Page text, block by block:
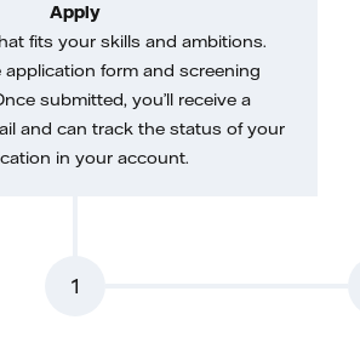
1
Apply
fits your skills and ambitions.
application form and screening
submitted, you’ll receive a
and can track the status of your
in your account.